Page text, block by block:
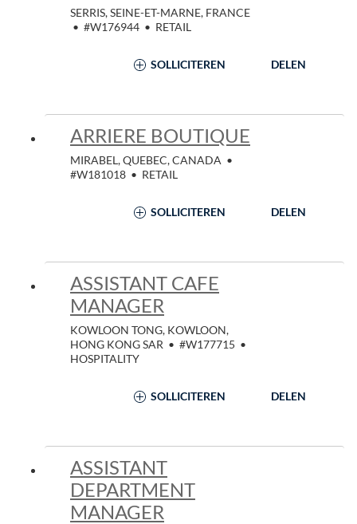
SERRIS, SEINE-ET-MARNE, FRANCE
• #W176944 • RETAIL
SOLLICITEREN DELEN
ARRIERE BOUTIQUE
MIRABEL, QUEBEC, CANADA •
#W181018 • RETAIL
SOLLICITEREN DELEN
ASSISTANT CAFE
MANAGER
KOWLOON TONG, KOWLOON,
HONG KONG SAR • #W177715 •
HOSPITALITY
SOLLICITEREN DELEN
ASSISTANT
DEPARTMENT
MANAGER